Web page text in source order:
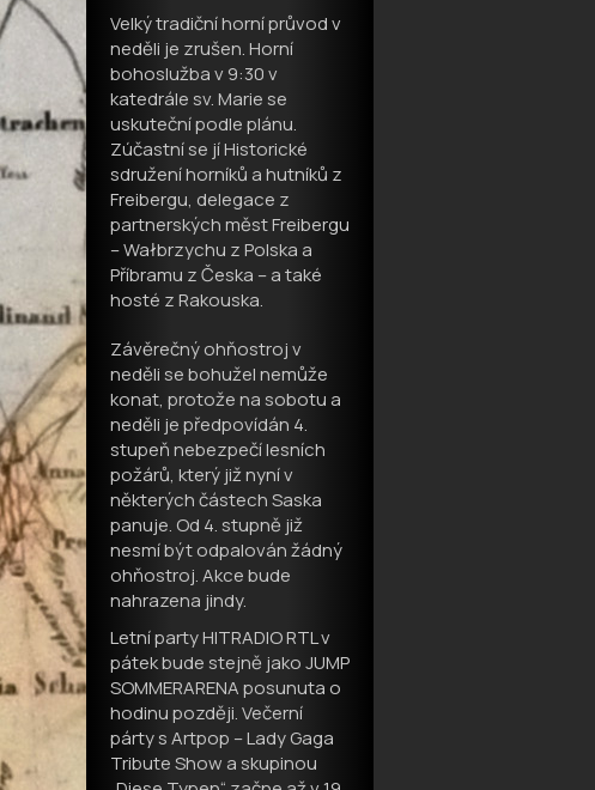
Velký tradiční horní průvod v
neděli je zrušen. Horní
bohoslužba v 9:30 v
katedrále sv. Marie se
uskuteční podle plánu.
Zúčastní se jí Historické
sdružení horníků a hutníků z
Freibergu, delegace z
partnerských měst Freibergu
– Wałbrzychu z Polska a
Příbramu z Česka – a také
hosté z Rakouska.
Závěrečný ohňostroj v
neděli se bohužel nemůže
konat, protože na sobotu a
neděli je předpovídán 4.
stupeň nebezpečí lesních
požárů, který již nyní v
některých částech Saska
panuje. Od 4. stupně již
nesmí být odpalován žádný
ohňostroj. Akce bude
nahrazena jindy.
Letní party HITRADIO RTL v
pátek bude stejně jako JUMP
SOMMERARENA posunuta o
hodinu později. Večerní
párty s Artpop – Lady Gaga
Tribute Show a skupinou